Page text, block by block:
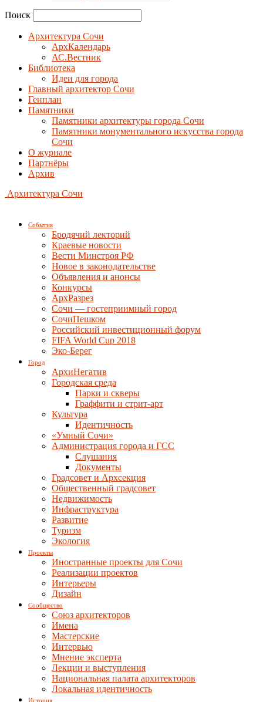
Поиск
Архитектура Сочи
АрхКалендарь
АС.Вестник
Библиотека
Идеи для города
Главный архитектор Сочи
Генплан
Памятники
Памятники архитектуры города Сочи
Памятники монументального искусства города
Сочи
О журнале
Партнёры
Архив
Архитектура Сочи
События
Бродячий лекторий
Краевые новости
Вести Минстроя РФ
Новое в законодательстве
Объявления и анонсы
Конкурсы
АрхРазрез
Сочи — гостеприимный город
СочиПешком
Российский инвестиционный форум
FIFA World Cup 2018
Эко-Берег
Город
АрхиНегатив
Городская среда
Парки и скверы
Граффити и стрит-арт
Культура
Идентичность
«Умный Сочи»
Администрация города и ГСС
Слушания
Документы
Градсовет и Архсекция
Общественный градсовет
Недвижимость
Инфраструктура
Развитие
Туризм
Экология
Проекты
Иностранные проекты для Сочи
Реализации проектов
Интерьеры
Дизайн
Сообщество
Союз архитекторов
Имена
Мастерские
Интервью
Мнение эксперта
Лекции и выступления
Национальная палата архитекторов
Локальная идентичность
История